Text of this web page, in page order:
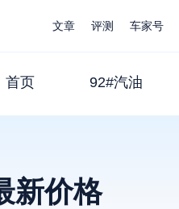
文章 评测 车家号
首页 92#汽油
新价格